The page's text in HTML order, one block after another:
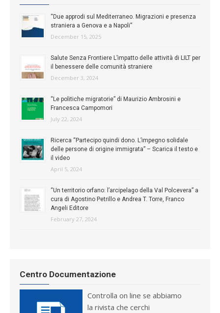
“Due approdi sul Mediterraneo. Migrazioni e presenza
straniera a Genova e a Napoli”
December 15, 2025
Salute Senza Frontiere L’impatto delle attività di LILT per
il benessere delle comunità straniere
December 3, 2024
“Le politiche migratorie” di Maurizio Ambrosini e
Francesca Campomori
July 22, 2024
Ricerca “Partecipo quindi dono. L’impegno solidale
delle persone di origine immigrata” – Scarica il testo e
il video
April 5, 2024
“Un territorio orfano: l’arcipelago della Val Polcevera” a
cura di Agostino Petrillo e Andrea T. Torre, Franco
Angeli Editore
February 27, 2024
Centro Documentazione
Controlla on line se abbiamo
la rivista che cerchi